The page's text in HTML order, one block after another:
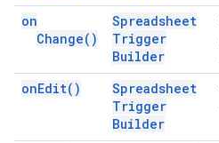
on
Change( )
Spreadsheet
Trigger
Builder
onEdit( )
Spreadsheet
Trigger
Builder